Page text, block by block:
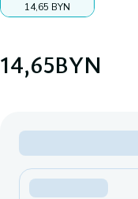
14,65 BYN
14,65BYN